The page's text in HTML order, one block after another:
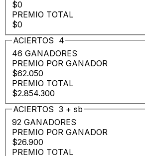
$0
PREMIO TOTAL
$0
ACIERTOS 4
46 GANADORES
PREMIO POR GANADOR
$62.050
PREMIO TOTAL
$2.854.300
ACIERTOS 3 + sb
92 GANADORES
PREMIO POR GANADOR
$26.900
PREMIO TOTAL